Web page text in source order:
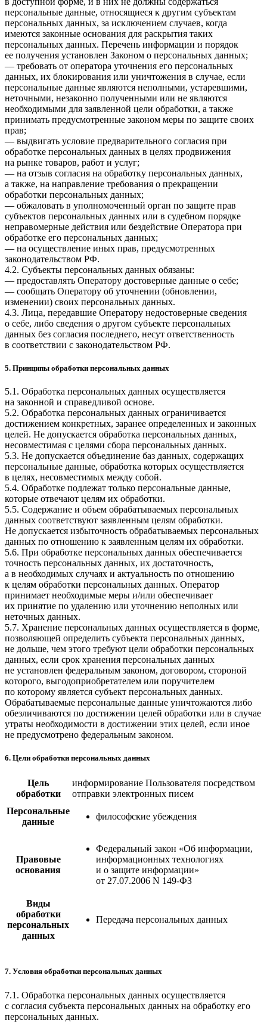
персональные данные, относящиеся к другим субъектам
персональных данных, за исключением случаев, когда
имеются законные основания для раскрытия таких
персональных данных. Перечень информации и порядок
ее получения установлен Законом о персональных данных;
— требовать от оператора уточнения его персональных
данных, их блокирования или уничтожения в случае, если
персональные данные являются неполными, устаревшими,
неточными, незаконно полученными или не являются
необходимыми для заявленной цели обработки, а также
принимать предусмотренные законом меры по защите своих
прав;
— выдвигать условие предварительного согласия при
обработке персональных данных в целях продвижения
на рынке товаров, работ и услуг;
— на отзыв согласия на обработку персональных данных,
а также, на направление требования о прекращении
обработки персональных данных;
— обжаловать в уполномоченный орган по защите прав
субъектов персональных данных или в судебном порядке
неправомерные действия или бездействие Оператора при
обработке его персональных данных;
— на осуществление иных прав, предусмотренных
законодательством РФ.
4.2. Субъекты персональных данных обязаны:
— предоставлять Оператору достоверные данные о себе;
— сообщать Оператору об уточнении (обновлении,
изменении) своих персональных данных.
4.3. Лица, передавшие Оператору недостоверные сведения
о себе, либо сведения о другом субъекте персональных
данных без согласия последнего, несут ответственность
в соответствии с законодательством РФ.
5. Принципы обработки персональных данных
5.1. Обработка персональных данных осуществляется
на законной и справедливой основе.
5.2. Обработка персональных данных ограничивается
достижением конкретных, заранее определенных и законных
целей. Не допускается обработка персональных данных,
несовместимая с целями сбора персональных данных.
5.3. Не допускается объединение баз данных, содержащих
персональные данные, обработка которых осуществляется
в целях, несовместимых между собой.
5.4. Обработке подлежат только персональные данные,
которые отвечают целям их обработки.
5.5. Содержание и объем обрабатываемых персональных
данных соответствуют заявленным целям обработки.
Не допускается избыточность обрабатываемых персональных
данных по отношению к заявленным целям их обработки.
5.6. При обработке персональных данных обеспечивается
точность персональных данных, их достаточность,
а в необходимых случаях и актуальность по отношению
к целям обработки персональных данных. Оператор
принимает необходимые меры и/или обеспечивает
их принятие по удалению или уточнению неполных или
неточных данных.
5.7. Хранение персональных данных осуществляется в форме,
позволяющей определить субъекта персональных данных,
не дольше, чем этого требуют цели обработки персональных
данных, если срок хранения персональных данных
не установлен федеральным законом, договором, стороной
которого, выгодоприобретателем или поручителем
по которому является субъект персональных данных.
Обрабатываемые персональные данные уничтожаются либо
обезличиваются по достижении целей обработки или в случае
утраты необходимости в достижении этих целей, если иное
не предусмотрено федеральным законом.
6. Цели обработки персональных данных
Цель
обработки
информирование Пользователя посредством
отправки электронных писем
Персональные
данные
философские убеждения
Правовые
основания
Федеральный закон «Об информации,
информационных технологиях
и о защите информации»
от 27.07.2006 N 149-ФЗ
Виды
обработки
персональных
данных
Передача персональных данных
7. Условия обработки персональных данных
7.1. Обработка персональных данных осуществляется
с согласия субъекта персональных данных на обработку его
персональных данных.